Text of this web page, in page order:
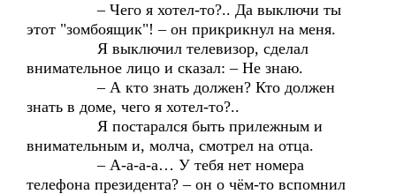
– Чего я хотел-то?.. Да выключи ты
этот "зомбоящик"! – он прикрикнул на меня.
Я выключил телевизор, сделал
внимательное лицо и сказал: – Не знаю.
– А кто знать должен? Кто должен
знать в доме, чего я хотел-то?..
Я постарался быть прилежным и
внимательным и, молча, смотрел на отца.
– А-а-а-а… У тебя нет номера
телефона президента? – он о чём-то вспомнил